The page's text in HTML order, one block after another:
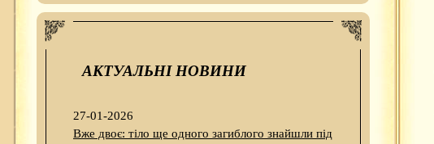
АКТУАЛЬНІ НОВИНИ
27-01-2026
Вже двоє: тіло ще одного загиблого знайшли під